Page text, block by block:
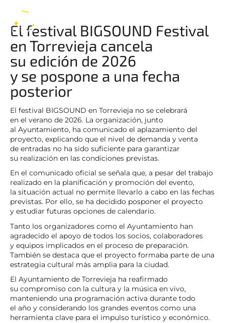
El festival BIGSOUND Festival
en Torrevieja cancela
su edición de 2026
y se pospone a una fecha
posterior
El festival BIGSOUND en Torrevieja no se celebrará
en el verano de 2026. La organización, junto
al Ayuntamiento, ha comunicado el aplazamiento del
proyecto, explicando que el nivel de demanda y venta
de entradas no ha sido suficiente para garantizar
su realización en las condiciones previstas.
En el comunicado oficial se señala que, a pesar del trabajo
realizado en la planificación y promoción del evento,
la situación actual no permite llevarlo a cabo en las fechas
previstas. Por ello, se ha decidido posponer el proyecto
y estudiar futuras opciones de calendario.
Tanto los organizadores como el Ayuntamiento han
agradecido el apoyo de todos los socios, colaboradores
y equipos implicados en el proceso de preparación.
También se destaca que el proyecto formaba parte de una
estrategia cultural más amplia para la ciudad.
El Ayuntamiento de Torrevieja ha reafirmado
su compromiso con la cultura y la música en vivo,
manteniendo una programación activa durante todo
el año y considerando los grandes eventos como una
herramienta clave para el impulso turístico y económico.